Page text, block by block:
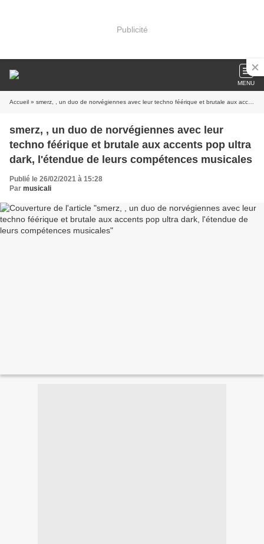
Publicité
MENU
Accueil » smerz, , un duo de norvégiennes avec leur techno féérique et brutale aux accents pop ultra dark, l'étendue de leurs compétences musicales
smerz, , un duo de norvégiennes avec leur
techno féérique et brutale aux accents pop ultra
dark, l'étendue de leurs compétences musicales
Publié le 26/02/2021 à 15:28
Par musicali